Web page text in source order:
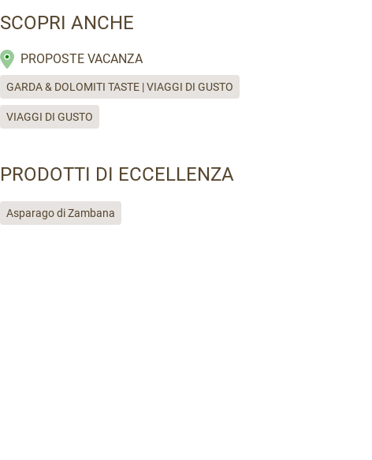
SCOPRI ANCHE
PROPOSTE VACANZA
GARDA & DOLOMITI TASTE | VIAGGI DI GUSTO
VIAGGI DI GUSTO
PRODOTTI DI ECCELLENZA
Asparago di Zambana